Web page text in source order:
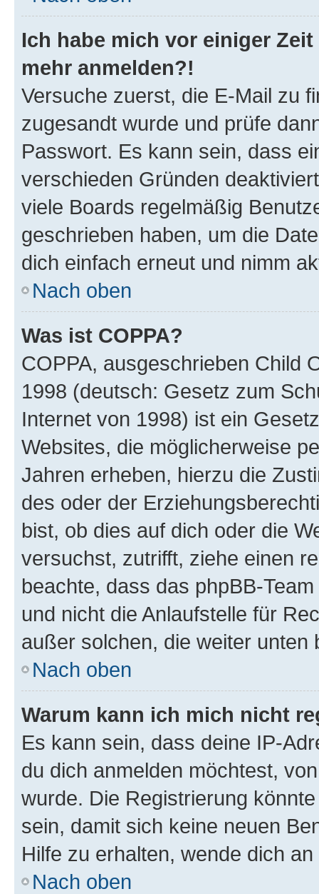
Ich habe mich vor einiger
mehr anmelden?!
Versuche zuerst, die E-Mail zu
zugesandt wurde und prüfe
Passwort. Es kann sein, dass
verschieden Gründen
viele Boards regelmäßig
geschrieben haben, um die
dich einfach erneut und nimm
Nach oben
Was ist COPPA?
COPPA, ausgeschrieben Child
1998 (deutsch: Gesetz zum
Internet von 1998) ist ein
Websites, die möglicherweise
Jahren erheben, hierzu die
des oder der
bist, ob dies auf dich oder die
versuchst, zutrifft, ziehe einen
beachte, dass das phpBB-
und nicht die Anlaufstelle für
außer solchen, die weiter unten
Nach oben
Warum kann ich mich nicht
Es kann sein, dass deine IP-
du dich anmelden möchtest,
wurde. Die Registrierung
sein, damit sich keine neuen
Hilfe zu erhalten, wende dich
Nach oben